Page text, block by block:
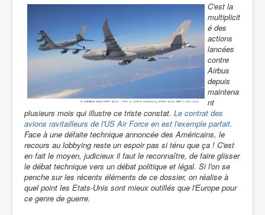
C'est la
multiplicit
é des
actions
lancées
contre
Airbus
depuis
maintena
nt
plusieurs mois qui illustre ce triste constat. Le contrat des
avions ravitailleurs de l'US Air Force en est l'exemple parfait.
Face à une défaite technique annoncée des Américains, le
recours au lobbying reste un espoir pas si ténu que ça ! C'est
en fait le moyen, judicieux il faut le reconnaître, de faire glisser
le débat technique vers un débat politique et légal. Si l'on se
penche sur les récents éléments de ce dossier, on réalise à
quel point les Etats-Unis sont mieux outillés que l'Europe pour
ce genre de guerre.